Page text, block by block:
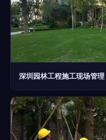
深圳园林工程施工现场管